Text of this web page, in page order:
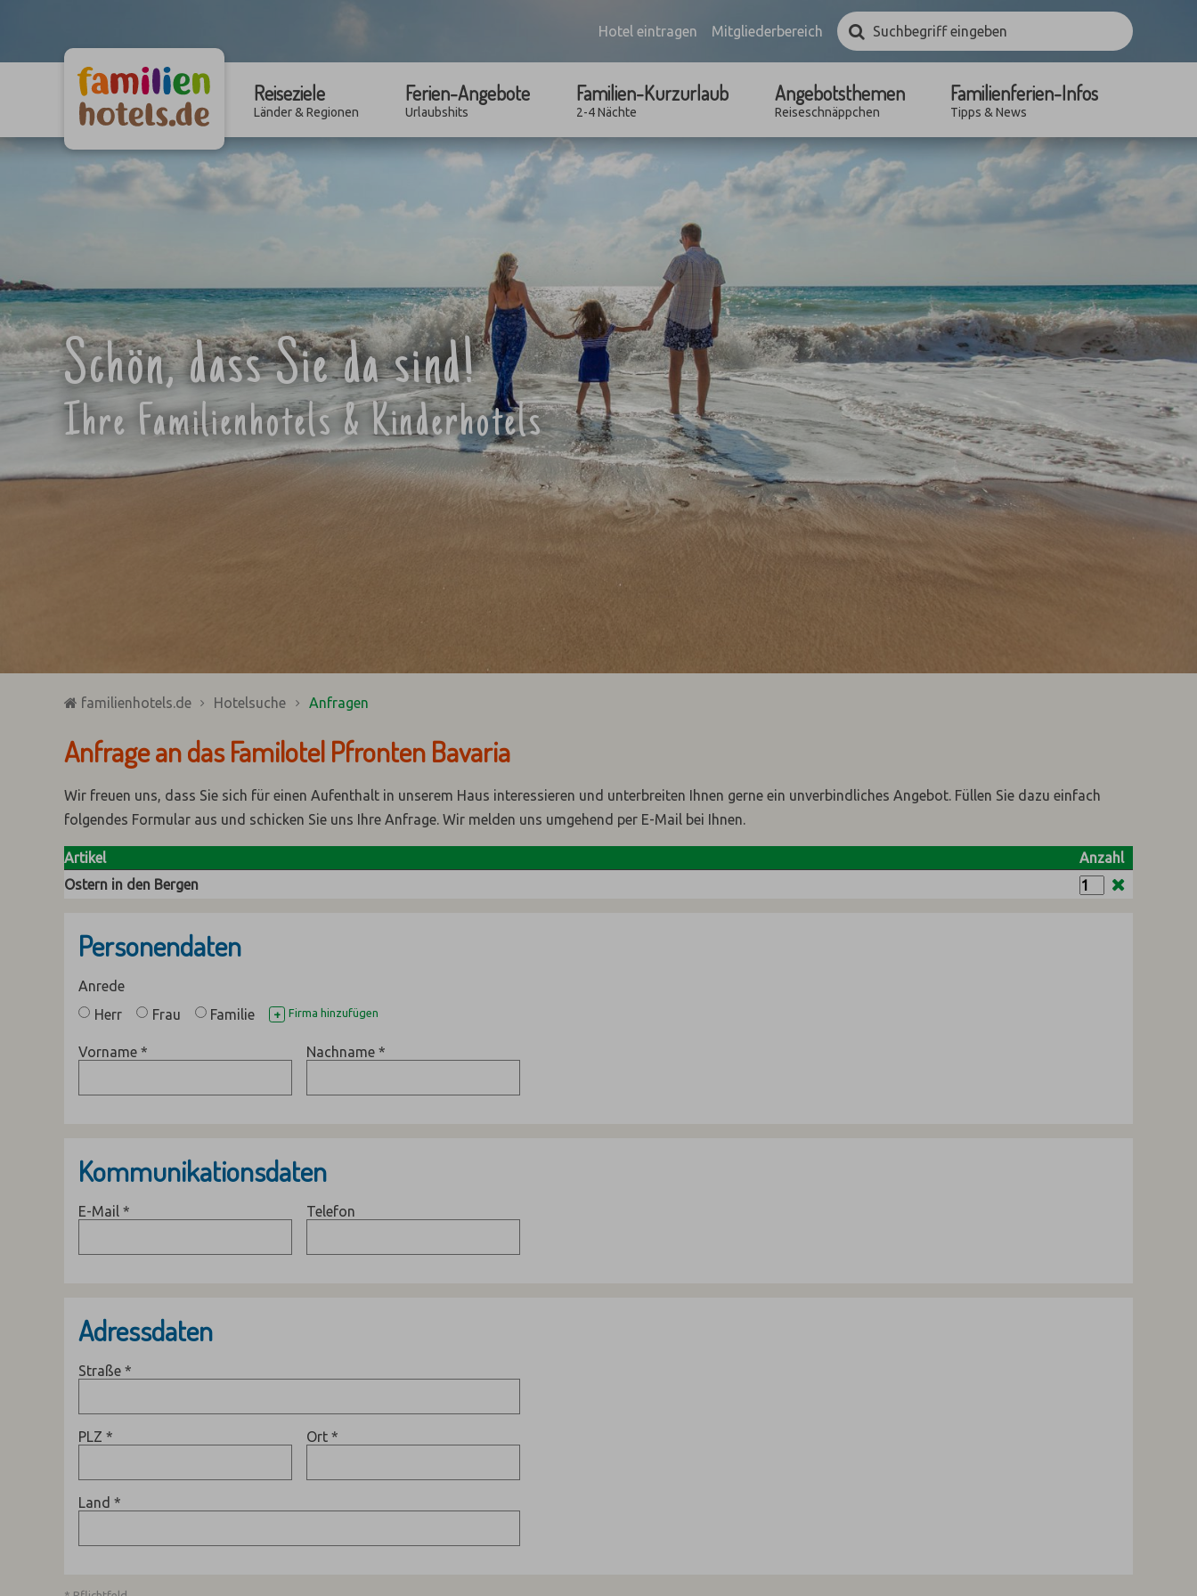
Hotel eintragen Mitgliederbereich
Suchbegriff
eingebenSuchen
Reiseziele
Länder & Regionen
Ferien-Angebote
Urlaubshits
Familien-Kurzurlaub
2-4 Nächte
Angebotsthemen
Reiseschnäppchen
Familienferien-Infos
Tipps & News
Schön, dass Sie da sind!
Ihre Familienhotels & Kinderhotels
familienhotels.de Hotelsuche Anfragen
Anfrage an das Familotel Pfronten Bavaria
Wir freuen uns, dass Sie sich für einen Aufenthalt in unserem Haus interessieren und unterbreiten Ihnen gerne ein unverbindliches Angebot. Füllen Sie dazu einfach
folgendes Formular aus und schicken Sie uns Ihre Anfrage. Wir melden uns umgehend per E-Mail bei Ihnen.
Artikel
Anzahl
Ostern in den Bergen
Personendaten
Anrede
Herr
Frau Familie + Firma hinzufügen
Vorname * Nachname *
Kommunikationsdaten
E-Mail * Telefon
Adressdaten
Straße *
PLZ * Ort *
Land *